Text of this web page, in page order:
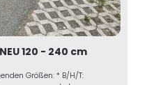
120 - 240 cm
Größen: * B/H/T: